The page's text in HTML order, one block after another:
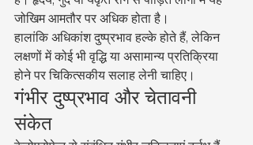
जोखिम आमतौर पर अधिक होता है।
हालांकि अधिकांश दुष्प्रभाव हल्के होते हैं, लेकिन
लक्षणों में कोई भी वृद्धि या असामान्य प्रतिक्रिया
होने पर चिकित्सकीय सलाह लेनी चाहिए।
गंभीर दुष्प्रभाव और चेतावनी
संकेत